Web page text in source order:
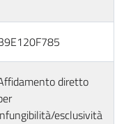
diretto
esclusività